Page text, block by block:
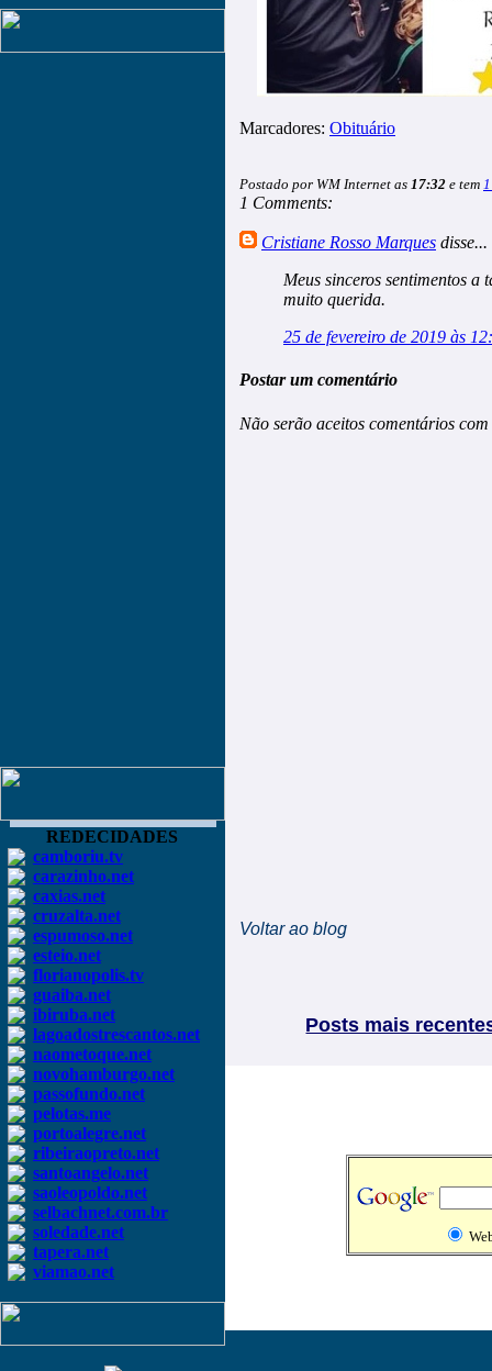
REDECIDADES
camboriu.tv
carazinho.net
caxias.net
cruzalta.net
espumoso.net
esteio.net
florianopolis.tv
guaiba.net
ibiruba.net
lagoadostrescantos.net
naometoque.net
novohamburgo.net
passofundo.net
pelotas.me
portoalegre.net
ribeiraopreto.net
santoangelo.net
saoleopoldo.net
selbachnet.com.br
soledade.net
tapera.net
viamao.net
Marcadores: Obituário
Postado por WM Internet as 17:32 e tem
1 Comments:
Cristiane Rosso Marques disse...
Meus sinceros sentimentos a
muito querida.
25 de fevereiro de 2019 às
Postar um comentário
Não serão aceitos comentários
Voltar ao blog
Posts mais